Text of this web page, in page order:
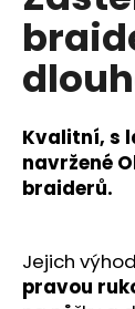
0,0
5
hvězdiček.
Kvalitní, s
navržené
braiderů.
Jejich
pravou
a
j
í
?